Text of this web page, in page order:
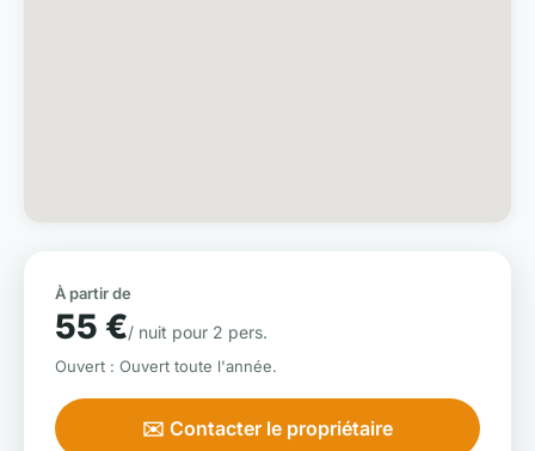
À partir de
55 €/ nuit pour 2 pers.
Ouvert : Ouvert toute l'année.
✉️ Contacter le propriétaire